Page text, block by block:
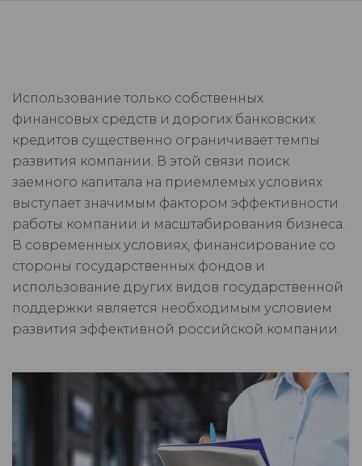
Использование только собственных
финансовых средств и дорогих банковских
кредитов существенно ограничивает темпы
развития компании. В этой связи поиск
заемного капитала на приемлемых условиях
выступает значимым фактором эффективности
работы компании и масштабирования бизнеса.
В современных условиях, финансирование со
стороны государственных фондов и
использование других видов государственной
поддержки является необходимым условием
развития эффективной российской компании.